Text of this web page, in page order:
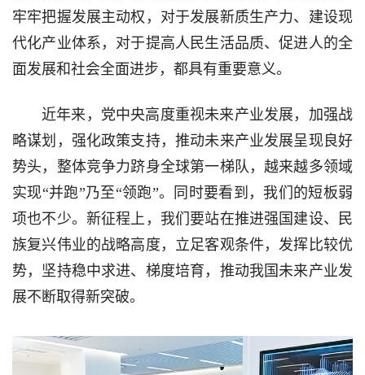
牢牢把握发展主动权，对于发展新质生产力、建设现
代化产业体系，对于提高人民生活品质、促进人的全
面发展和社会全面进步，都具有重要意义。
近年来，党中央高度重视未来产业发展，加强战
略谋划，强化政策支持，推动未来产业发展呈现良好
势头，整体竞争力跻身全球第一梯队，越来越多领域
实现“并跑”乃至“领跑”。同时要看到，我们的短板弱
项也不少。新征程上，我们要站在推进强国建设、民
族复兴伟业的战略高度，立足客观条件，发挥比较优
势，坚持稳中求进、梯度培育，推动我国未来产业发
展不断取得新突破。